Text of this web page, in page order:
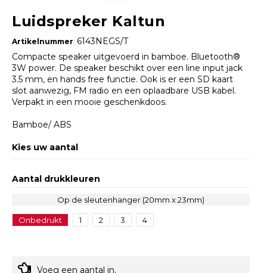
Luidspreker Kaltun
Artikelnummer: 6143NEGS/T
Compacte speaker uitgevoerd in bamboe. Bluetooth®
3W power. De speaker beschikt over een line input jack
3.5 mm, en hands free functie. Ook is er een SD kaart
slot aanwezig, FM radio en een oplaadbare USB kabel.
Verpakt in een mooie geschenkdoos.
Bamboe/ ABS
Kies uw aantal
Aantal drukkleuren
Op de sleutenhanger (20mm x 23mm)
Onbedrukt 1 2 3 4
Voeg een aantal in.